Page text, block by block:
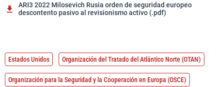
ARI3 2022 Milosevich Rusia orden de seguridad europeo
descontento pasivo al revisionismo activo (.pdf)
Estados Unidos Organización del Tratado del Atlántico Norte (OTAN)
Organización para la Seguridad y la Cooperación en Europa (OSCE)